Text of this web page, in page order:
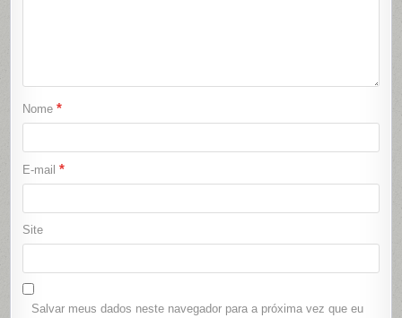
Nome*
E-mail*
Site
Salvar meus dados neste navegador para a próxima vez que eu